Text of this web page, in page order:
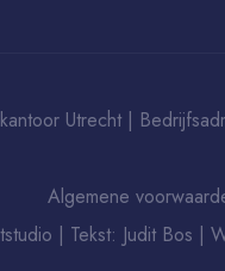
Utrecht |
Algemene
| Tekst: Judit Bos |